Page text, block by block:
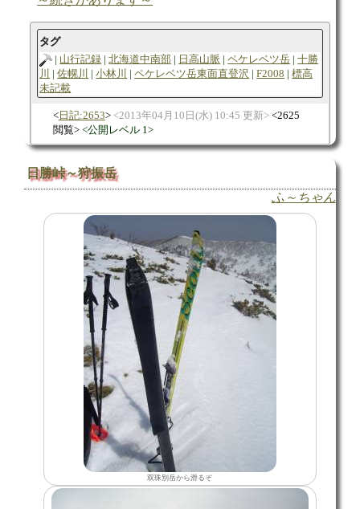
タグ
山行記録
北海道中南部 日高山脈 ペケレベツ岳
十勝
川
佐幌川 小林川 ペケレベツ岳東面直登沢 F2008
標高
未記載
日記:2653 2013年04月10日(水) 10:45 更新
2625
閲覧
公開レベル 1
日勝峠～狩振岳
ふ～ちゃん
双珠別岳から滑るぞ